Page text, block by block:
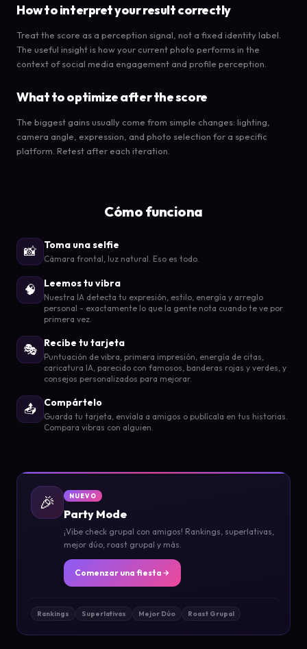
How to interpret your result correctly
Treat the score as a perception signal, not a fixed identity label.
The useful insight is how your current photo performs in the
context of social media engagement and profile perception.
What to optimize after the score
The biggest gains usually come from simple changes: lighting,
camera angle, expression, and photo selection for a specific
platform. Retest after each iteration.
Cómo funciona
📸 Toma una selfie
Cámara frontal, luz natural. Eso es todo.
🧠 Leemos tu vibra
Nuestra IA detecta tu expresión, estilo, energía y arreglo
personal - exactamente lo que la gente nota cuando te ve por
primera vez.
🎭 Recibe tu tarjeta
Puntuación de vibra, primera impresión, energía de citas,
caricatura IA, parecido con famosos, banderas rojas y verdes, y
consejos personalizados para mejorar.
📤 Compártelo
Guarda tu tarjeta, envíala a amigos o publícala en tus historias.
Compara vibras con alguien.
🎉 NUEVO
Party Mode
¡Vibe check grupal con amigos! Rankings, superlativas,
mejor dúo, roast grupal y más.
Comenzar una fiesta
Rankings Superlativas Mejor Dúo Roast Grupal